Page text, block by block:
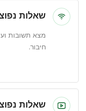
שאלות
חיבור.
שאלות